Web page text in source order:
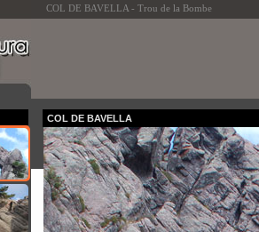
COL DE BAVELLA - Trou de la Bombe
COL DE BAVELLA